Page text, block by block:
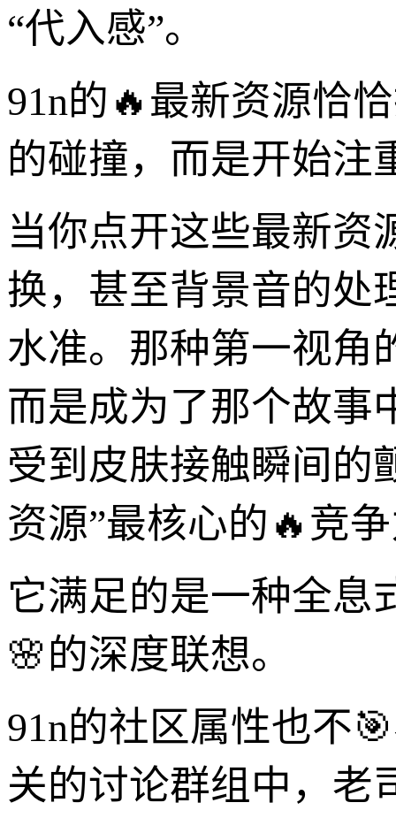
“代入感”。
91n的🔥最新资源恰
的碰撞，而是开始注
当你点开这些最新资
换，甚至背景音的处
水准。那种第一视角
而是成为了那个故事
受到皮肤接触瞬间的
资源”最核心的🔥竞
它满足的是一种全息
🌸的深度联想。
91n的社区属性也不
关的讨论群组中，老